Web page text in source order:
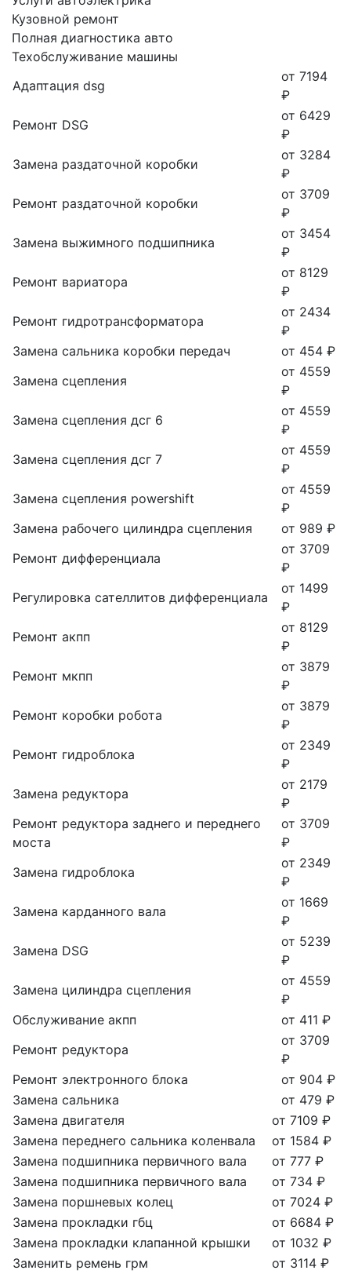
Кузовной ремонт
Полная диагностика авто
Техобслуживание машины
Адаптация dsg
от 7194
₽
Ремонт DSG
от 6429
₽
Замена раздаточной коробки
от 3284
₽
Ремонт раздаточной коробки
от 3709
₽
Замена выжимного подшипника
от 3454
₽
Ремонт вариатора
от 8129
₽
Ремонт гидротрансформатора
от 2434
₽
Замена сальника коробки передач
от 454 ₽
Замена сцепления
от 4559
₽
Замена сцепления дсг 6
от 4559
₽
Замена сцепления дсг 7
от 4559
₽
Замена сцепления powershift
от 4559
₽
Замена рабочего цилиндра сцепления
от 989 ₽
Ремонт дифференциала
от 3709
₽
Регулировка сателлитов дифференциала
от 1499
₽
Ремонт акпп
от 8129
₽
Ремонт мкпп
от 3879
₽
Ремонт коробки робота
от 3879
₽
Ремонт гидроблока
от 2349
₽
Замена редуктора
от 2179
₽
Ремонт редуктора заднего и переднего
моста
от 3709
₽
Замена гидроблока
от 2349
₽
Замена карданного вала
от 1669
₽
Замена DSG
от 5239
₽
Замена цилиндра сцепления
от 4559
₽
Обслуживание акпп
от 411 ₽
Ремонт редуктора
от 3709
₽
Ремонт электронного блока
от 904 ₽
Замена сальника
от 479 ₽
Замена двигателя
от 7109 ₽
Замена переднего сальника коленвала
от 1584 ₽
Замена подшипника первичного вала
от 777 ₽
Замена подшипника первичного вала
от 734 ₽
Замена поршневых колец
от 7024 ₽
Замена прокладки гбц
от 6684 ₽
Замена прокладки клапанной крышки
от 1032 ₽
Заменить ремень грм
от 3114 ₽